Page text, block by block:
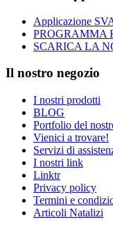
Applicazione
PROGRAMMA
SCARICA LA
Il nostro negozio
I nostri prodotti
BLOG
Portfolio del
Vienici a trovare!
Servizi di
I nostri link
Linktr
Privacy policy
Termini e
Articoli Natalizi